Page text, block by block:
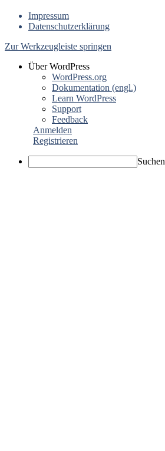
Impressum
Datenschutzerklärung
Zur Werkzeugleiste springen
Über WordPress
WordPress.org
Dokumentation (engl.)
Learn WordPress
Support
Feedback
Anmelden
Registrieren
Suchen